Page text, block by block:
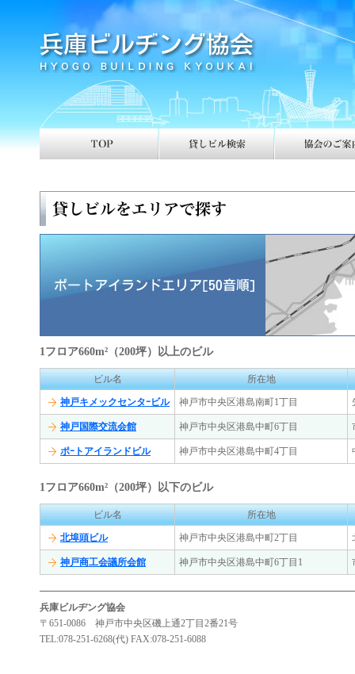
1フロア660m² （200坪）以上のビル
ビル名 所在地
神戸キメックセンタｰビル 神戸市中央区港島南町1丁目
神戸国際交流会館 神戸市中央区港島中町6丁目
ポｰトアイランドビル 神戸市中央区港島中町4丁目
1フロア660m² （200坪）以下のビル
ビル名 所在地
北埠頭ビル 神戸市中央区港島中町2丁目
神戸商工会議所会館 神戸市中央区港島中町6丁目1
兵庫ビルヂング協会
〒651-0086 神戸市中央区磯上通2丁目2番21号
TEL:078-251-6268(代) FAX:078-251-6088